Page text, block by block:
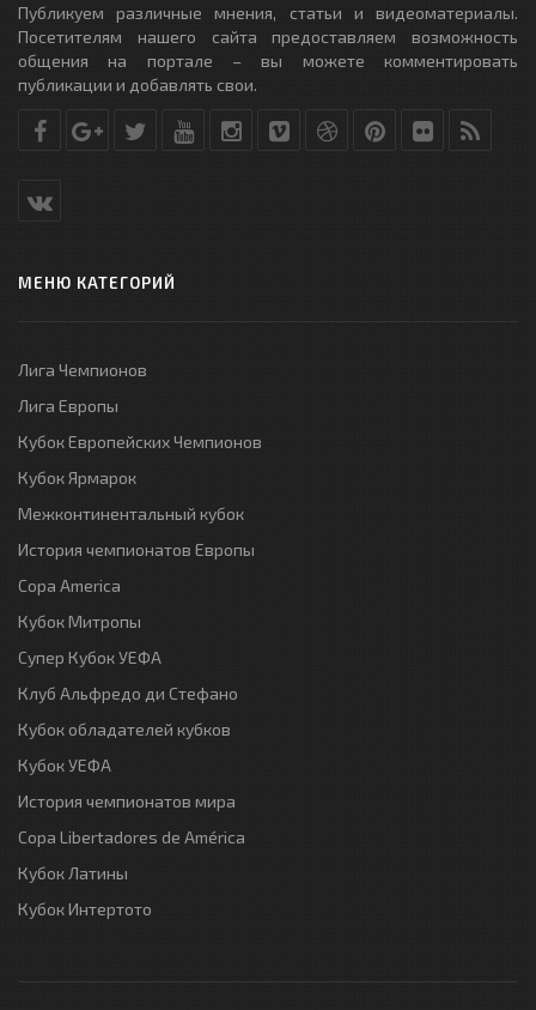
Публикуем различные мнения, статьи и видеоматериалы.
Посетителям нашего сайта предоставляем возможность
общения на портале – вы можете комментировать
публикации и добавлять свои.
МЕНЮ КАТЕГОРИЙ
Лига Чемпионов
Лига Европы
Кубок Европейских Чемпионов
Кубок Ярмарок
Межконтинентальный кубок
История чемпионатов Европы
Copa America
Кубок Митропы
Супер Кубок УЕФА
Клуб Альфредо ди Стефано
Кубок обладателей кубков
Кубок УЕФА
История чемпионатов мира
Copa Libertadores de América
Кубок Латины
Кубок Интертото